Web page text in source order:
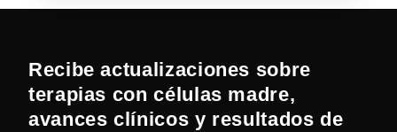
Recibe actualizaciones sobre
terapias con células madre,
avances clínicos y resultados de